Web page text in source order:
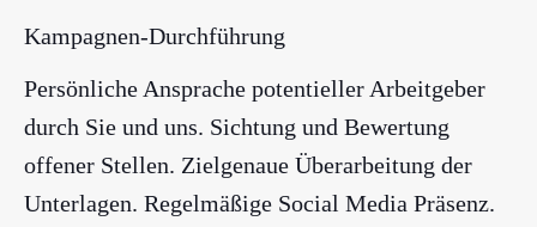
Kampagnen-Durchführung
Persönliche Ansprache potentieller Arbeitgeber
durch Sie und uns. Sichtung und Bewertung
offener Stellen. Zielgenaue Überarbeitung der
Unterlagen. Regelmäßige Social Media Präsenz.